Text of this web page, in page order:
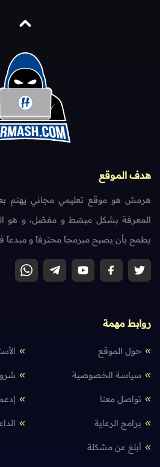
هدف الموقع
هرمش هو موقع تعليمي مجاني يهتم
المعرفة بشكل مبسّط و مفصّل، و هو
يطمح بأن يصبح مبرمجاً محترفاً و مبدعاً
روابط مهمة
حول الموقع
سياسة الخصوصية
تواصل معنا
برامج الرعاية
أبلغ عن مشكلة